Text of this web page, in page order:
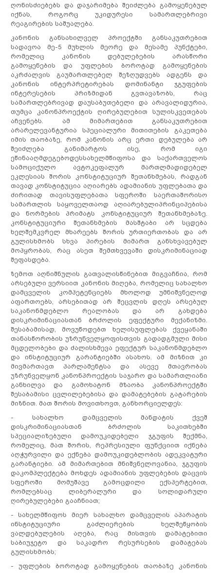
ღონისძიებებს და დაჯარიმება შეიძლება გამოყენებულ
იქნას, როგორც უკიდურესი სამართლებრივი
რეაგირების საშუალება.
კანონის განსახილველ პროექტში განსაკუთრებით
სადავოა მე-5 მუხლის მეორე და მესამე პუნქტები,
რომელიც კანონის დებულებების არასწორი
გამოყენების და უფლების ბოროტად გამოყენების
აკრძალვის გაუმართლებელ შეზღუდვებს ადგენს და
კანონის ინტერპრეტირებას დომინანტი ჯგუფების
ინტერესების პრიზმიდან გვთავაზობს, რაც
სამართლებრივად დაუსაბუთებელი და არავალიდურია,
თუმცა კანონპროექტის ღირებულებით სულისკვეთებას
აჩვენებს. ამ მიმართებით განსაკუთრებით
არარელევანტურია სპეციალური მითითების გაკეთება
იმის თაობაზე, რომ კანონის არც ერთი დებულება არ
შეიძლება განიმარტოს ისე, რომ იგი
ეწინააღმდეგებოდესსახელმწიფოსა და საქართველოს
სამოციქულო ავტოკეფალურ მართლმადიდებელ
ეკლესიას შორის კონსტიტუციურ შეთანხმებას, რადგან
თავად კონსტიტუცია აღიარებს ადამიანის უფლებათა და
ძირითად თავისუფლებათა სფეროში საერთაშორისო
სამართლის საყოველთაოდ აღიარებულიპრინციპებისა
და ნორმების პრიმატს კონსტიტუციურ შეთანხმებაზე.
კონსტიტუციური შეთანხმების მასშტაბი არ სცდება
ხელშემკვრელ მხარეებს შორის ურთიერთობას და არ
გულისხმობს სხვა პირების მიმართ განსხვავებულ
მოპყრობას, რაც ასეთ შემთხვევაში დისკრიმინაციად
შეფასდება.
ზემოთ აღნიშნულის გათვალისწინებით მიგვაჩნია, რომ
არსებული ვერსიით კანონის მიღება, რომელიც სახალხო
დამცველის კომპეტენციებს მხოლოდ უმნიშვნელოდ
აფართოებს, არსებითად არ შეცვლის დღეს არსებულ
საკანონმდებლო რეალობას და არ გახდება
დისკრიმინაციასთან ბრძოლის ეფექტური მექანიზმი.
შესაბამისად, მოვუწოდებთ ხელისუფლებას ქვეყანაში
თანასწორობის უზრუნველყოფისთვის გადადგმული მისი
მცდელობები და ძალისხმევა ეფექტურ საკანონმდებლო
და ინსტიტუციურ გარანტიებში ასახოს. ამ მიზნით კი
მივმართავთ პარლამენტსა და ასევე მთავრობას
უზრუნველყონ კანონპროექტის საჯარო და სამართლიანი
განხილვა და გამოხატონ მზაობა კანონპროექტში
შესაბამისი ცვლილებებისა და დამატებების გატარების
მიზნით. მათ შორის მოვითხოვთ, განხორციელდეს:
- სახალხო დამცველის მანდატის ქვეშ
დისკრიმინაციასთან ბრძოლის საკითხებში
სპეციალიზებული დამოუკიდებელი ჯგუფის შექმნა,
რომელიც, მათ შორის, რეპრესიული ფუნქციით იქნება
აღჭურვილი და ექნება დამოუკიდებლობის ადეკვატური
გარანტიები. ამ მიმართებით მნიშვნელოვანია, ჯგუფის
დაკომპლექტება მოხდეს ადამიანის უფლებების დაცვის
სფეროში მომუშავე გამოცდილი ექსპერტებით,
რომლებსაც ლიბერალური და სოლიდარული
ღირებულებები გააჩნიათ;
- სახელმწიფოს მიერ სახალხო დამცველის აპარატის
ინსტიტუციური გაძლიერების ხელშეწყობის
ვალდებულების აღება, რაც მისთვის დამატებითი
საბიუჯეტო და საკადრო რესურსების დამატებას
გულისხმობს;
- უფლების ბოროტად გამოყენების თაობაზე კანონის